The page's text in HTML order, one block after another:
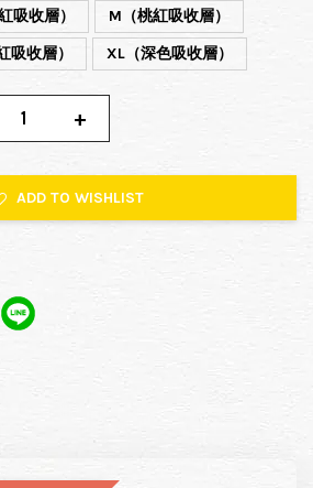
吸收層）
M（桃紅吸收層）
吸收層）
XL（深色吸收層）
+
ADD TO WISHLIST